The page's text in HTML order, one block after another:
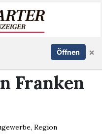
Anmelden
Franken
,Region
Öffnen ×